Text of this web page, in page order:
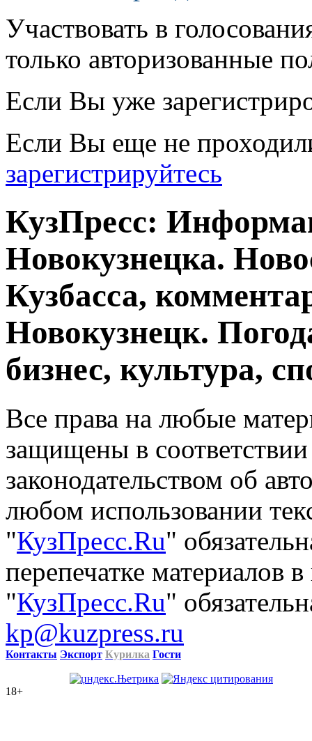
Участвовать в
только авторизованные
Если Вы уже
Если Вы еще не
зарегистрируйтесь
КузПресс:
Новокузнецка.
Кузбасса,
Новокузнецк.
бизнес, культура,
Все права на любые
защищены в
законодательством об
любом использовании
"КузПресс.Ru"
перепечатке материалов
"КузПресс.Ru"
kp@kuzpress.ru
Контакты Экспорт Курилка Гости
18+